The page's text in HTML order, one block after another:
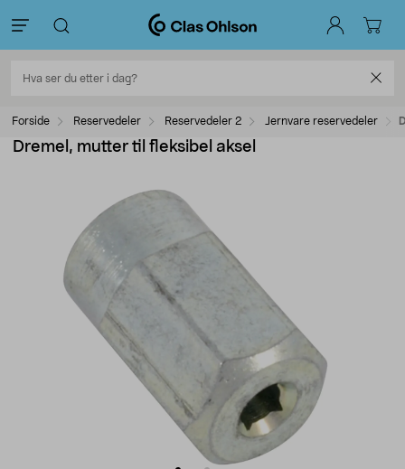
Forside Reservedeler Reservedeler 2 Jernvare reservedeler
Dremel, mutter til fleksibel aksel